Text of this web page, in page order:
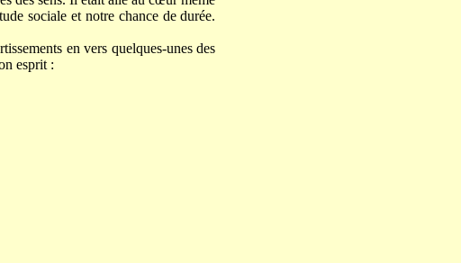
sociale et notre chance de durée.
en vers quelques-unes des
esprit :